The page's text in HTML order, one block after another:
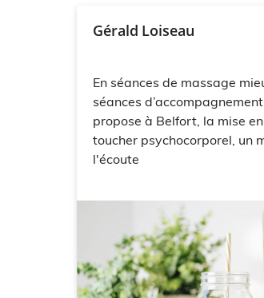
Gérald Loiseau
En séances de massage
séances
propose à Belfort, la mise
toucher psychocorporel, un
l'écoute